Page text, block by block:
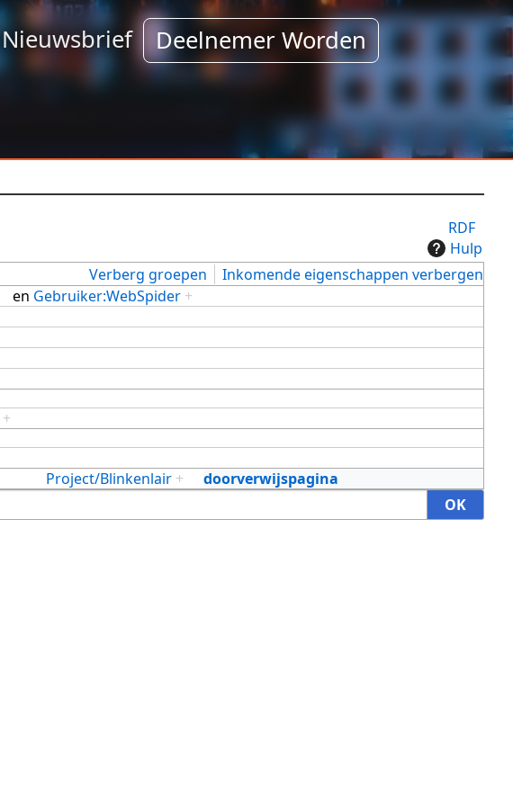
Nieuwsbrief Deelnemer Worden
RDF
Hulp
Verberg groepen
Inkomende eigenschappen verbergen
en Gebruiker:WebSpider +
+
doorverwijspagina
Project/Blinkenlair +